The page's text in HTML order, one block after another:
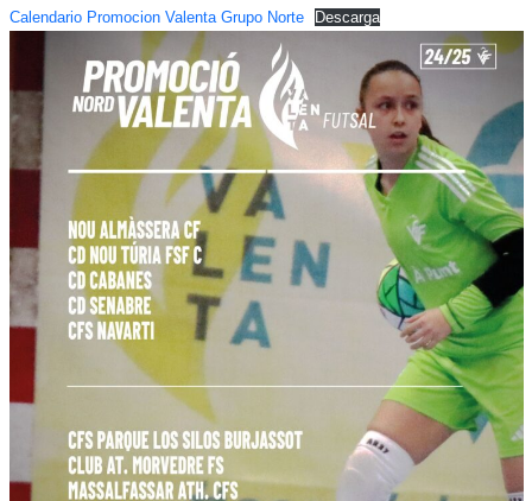
Calendario Promocion Valenta Grupo Norte Descarga